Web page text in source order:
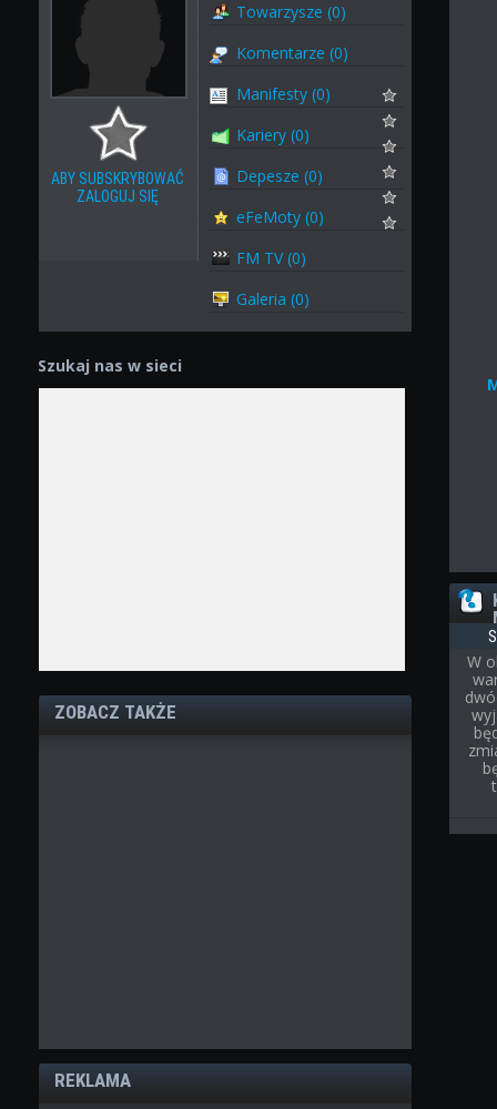
ABY SUBSKRYBOWAĆ
ZALOGUJ SIĘ
Towarzysze (0)
Komentarze (0)
Manifesty (0)
Kariery (0)
Depesze (0)
eFeMoty (0)
FM TV (0)
Galeria (0)
Szukaj nas w sieci
ZOBACZ TAKŻE
REKLAMA
W